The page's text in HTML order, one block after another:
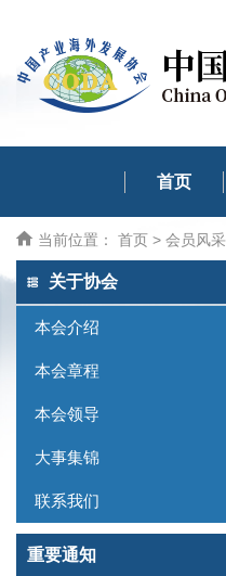
首页
当前位置： 首页 > 会员风采
关于协会
本会介绍
本会章程
本会领导
大事集锦
联系我们
重要通知